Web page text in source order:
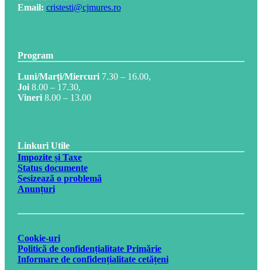
Email: cristesti@cjmures.ro
Program
Luni/Marți/Miercuri7.30 – 16.00,
Joi8.00 – 17.30,
Vineri8.00 – 13.00
Linkuri Utile
Impozite și Taxe
Status documente
Sesizează o problemă
Anunțuri
Cookie-uri
Politică de confidențialitate Primărie
Informare de confidențialitate cetățeni